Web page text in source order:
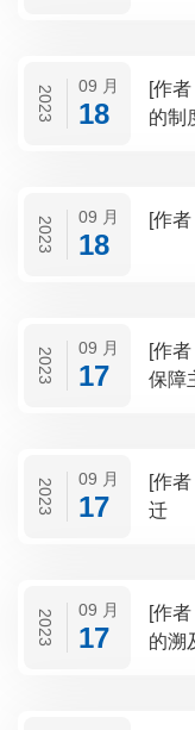
2023 09 月
18
[作者：周佑
的制
2023 09 月
18
2023 09 月
17
[作者：张翔]
保障
2023 09 月
17
[作者：王蔚]
迁
2023 09 月
17
[作者：姜秉
的溯